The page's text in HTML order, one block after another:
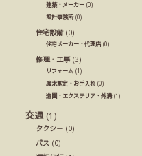
建築・メーカー (0)
設計事務所(0)
住宅設備(0)
住宅メーカー・代理店 (0)
修理・工事(3)
リフォーム (1)
庭木剪定・お手入れ (0)
造園・エクステリア・外溝(1)
交通 (1)
タクシー (0)
バス (0)